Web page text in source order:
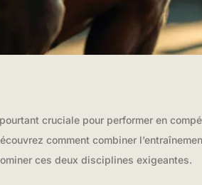
cruciale pour performer en
comment combiner
ces deux disciplines exigeantes.